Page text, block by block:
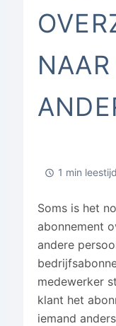
1 min leestijd
Soms is het
abonnement
andere
medewerker
klant het
iemand